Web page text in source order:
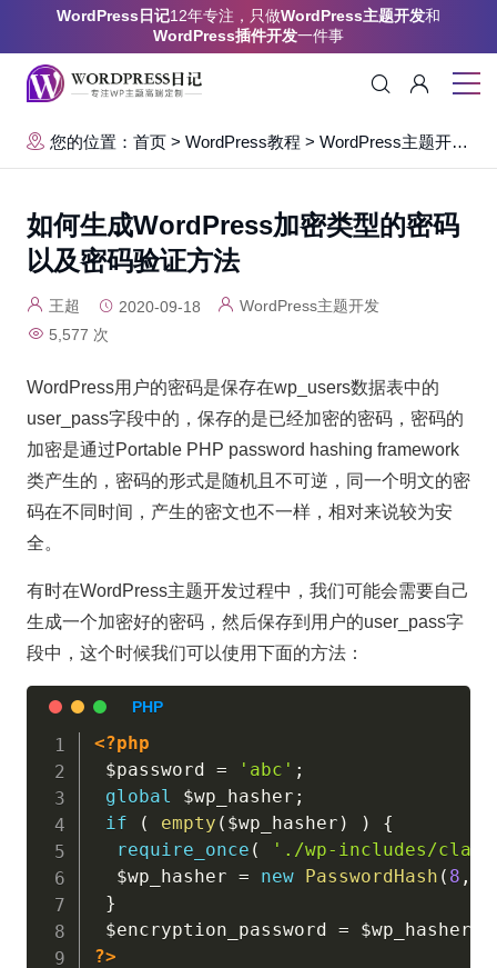
WordPress日记12年专注，只做WordPress主题开发和
WordPress插件开发一件事
您的位置：首页 > WordPress教程 > WordPress主题开发
如何生成WordPress加密类型的密码
以及密码验证方法
王超 2020-09-18
WordPress主题开发
5,577 次
WordPress用户的密码是保存在wp_users数据表中的
user_pass字段中的，保存的是已经加密的密码，密码的
加密是通过Portable PHP password hashing framework
类产生的，密码的形式是随机且不可逆，同一个明文的密
码在不同时间，产生的密文也不一样，相对来说较为安
全。
有时在WordPress主题开发过程中，我们可能会需要自己
生成一个加密好的密码，然后保存到用户的user_pass字
段中，这个时候我们可以使用下面的方法：
<?php
$password = 'abc' ;
global
$wp_hasher ;
if
( empty ( $wp_hasher ) )
{
require_once (
'./wp-includes/
$wp_hasher = new PasswordHash ( 8 ,
}
$encryption_password = $wp_hasher
?>